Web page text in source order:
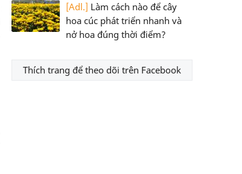
[Adl.] Làm cách nào để cây
hoa cúc phát triển nhanh và
nở hoa đúng thời điểm?
Thích trang để theo dõi trên Facebook